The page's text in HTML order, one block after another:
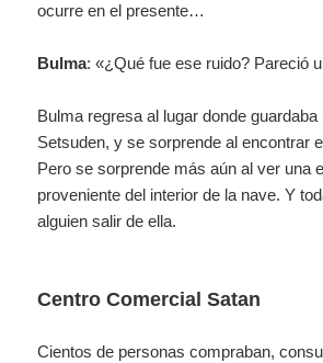
ocurre en el presente…
Bulma: «¿Qué fue ese ruido? Pareció
Bulma regresa al lugar donde guardaba
Setsuden, y se sorprende al encontrar
Pero se sorprende más aún al ver una
proveniente del interior de la nave. Y
alguien salir de ella.
Centro Comercial Satan
Cientos de personas compraban,